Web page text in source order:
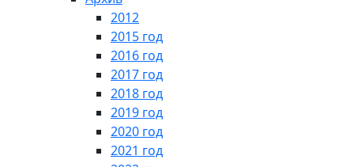
2012
2015 год
2016 год
2017 год
2018 год
2019 год
2020 год
2021 год